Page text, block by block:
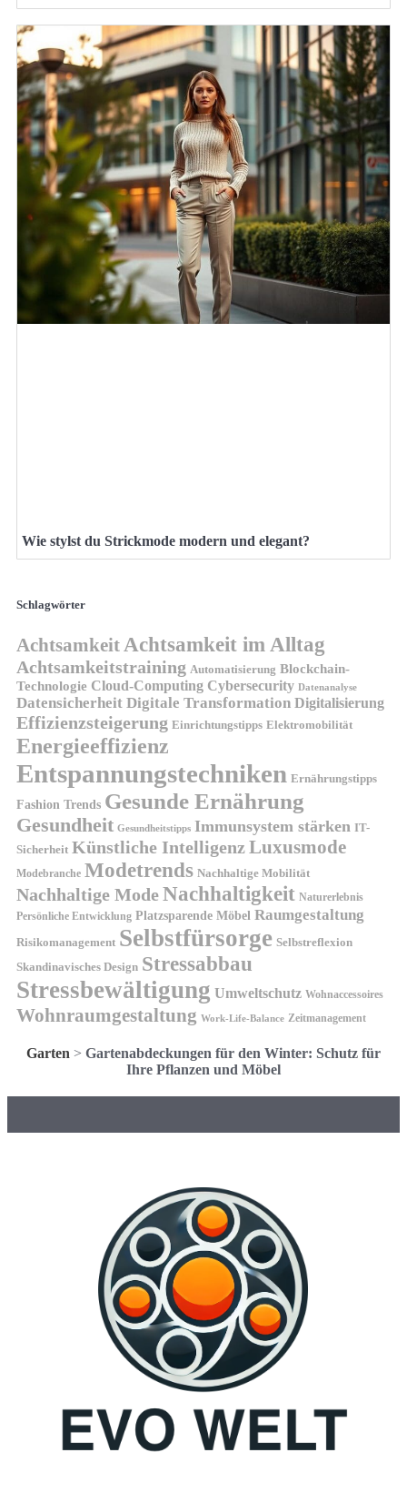
Wie stylst du Strickmode modern und elegant?
Schlagwörter
AchtsamkeitAchtsamkeit im Alltag
Achtsamkeitstraining Automatisierung Blockchain-
Technologie Cloud-Computing Cybersecurity Datenanalyse
Datensicherheit Digitale Transformation Digitalisierung
Effizienzsteigerung Einrichtungstipps Elektromobilität
Energieeffizienz
Entspannungstechniken Ernährungstipps
Fashion Trends Gesunde Ernährung
Gesundheit Gesundheitstipps Immunsystem stärken IT-
Sicherheit Künstliche IntelligenzLuxusmode
Modebranche Modetrends Nachhaltige Mobilität
Nachhaltige ModeNachhaltigkeit Naturerlebnis
Persönliche Entwicklung Platzsparende Möbel Raumgestaltung
Risikomanagement Selbstfürsorge Selbstreflexion
Skandinavisches Design Stressabbau
Stressbewältigung Umweltschutz Wohnaccessoires
Wohnraumgestaltung Work-Life-Balance Zeitmanagement
Garten > Gartenabdeckungen für den Winter: Schutz für
Ihre Pflanzen und Möbel